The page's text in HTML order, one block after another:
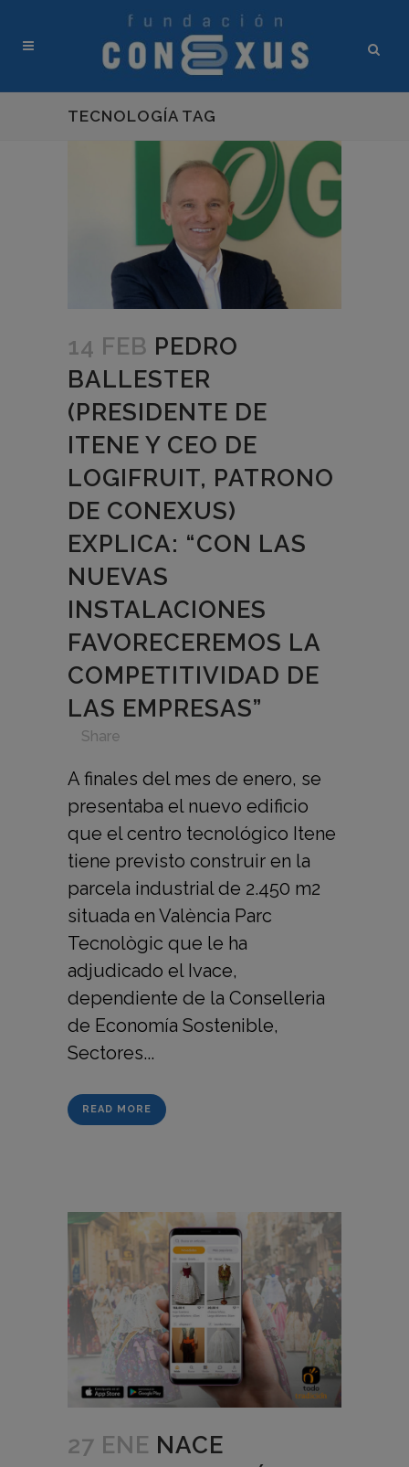
TECNOLOGÍA TAG
14 FEB PEDRO
BALLESTER
(PRESIDENTE DE
ITENE Y CEO DE
LOGIFRUIT, PATRONO
DE CONEXUS)
EXPLICA: “CON LAS
NUEVAS
INSTALACIONES
FAVORECEREMOS LA
COMPETITIVIDAD DE
LAS EMPRESAS”
Share
A finales del mes de enero, se
presentaba el nuevo edificio
que el centro tecnológico Itene
tiene previsto construir en la
parcela industrial de 2.450 m2
situada en València Parc
Tecnològic que le ha
adjudicado el Ivace,
dependiente de la Conselleria
de Economía Sostenible,
Sectores...
READ MORE
27 ENE NACE